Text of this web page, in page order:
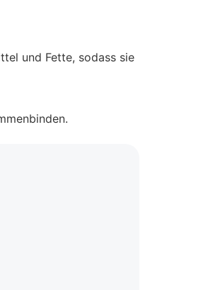
und Fette, sodass sie